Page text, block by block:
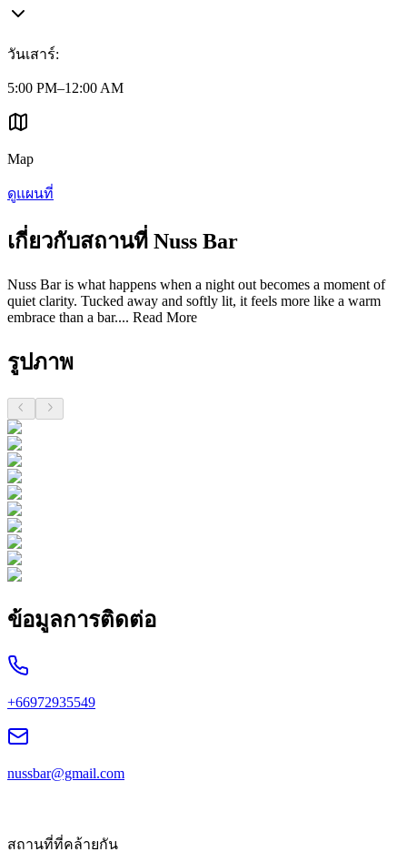
วันเสาร์:
5:00 PM–12:00 AM
Map
ดูแผนที่
เกี่ยวกับสถานที่ Nuss Bar
Nuss Bar is what happens when a night out becomes a moment of
quiet clarity. Tucked away and softly lit, it feels more like a warm
embrace than a bar.... Read More
รูปภาพ
ข้อมูลการติดต่อ
+66972935549
nussbar@gmail.com
สถานที่ที่คล้ายกัน